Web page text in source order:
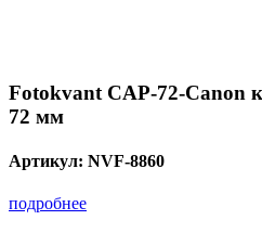
Fotokvant CAP-72-Canon
72 мм
Артикул: NVF-8860
подробнее